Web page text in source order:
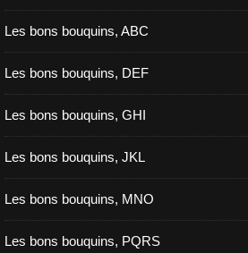
Les bons bouquins, ABC
Les bons bouquins, DEF
Les bons bouquins, GHI
Les bons bouquins, JKL
Les bons bouquins, MNO
Les bons bouquins, PQRS